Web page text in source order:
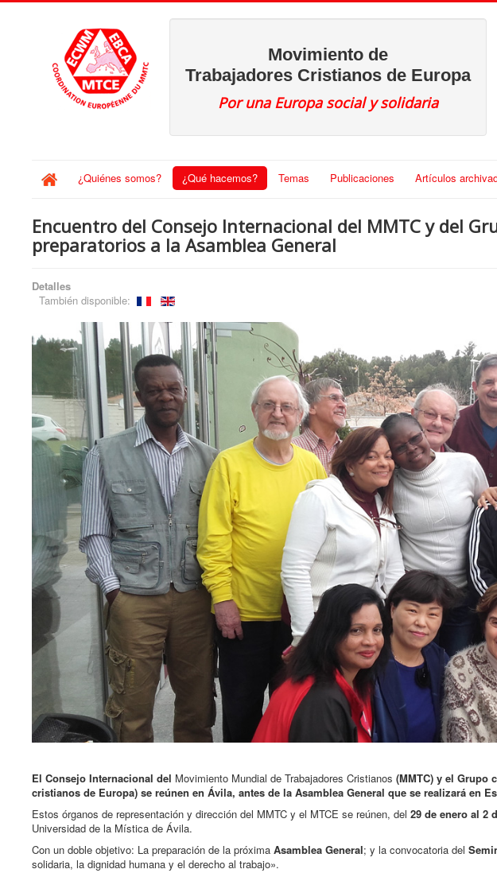
Movimiento de
Trabajadores Cristianos de Europa
Por una Europa social y solidaria
¿Quiénes somos? ¿Qué hacemos? Temas Publicaciones Artículos
Encuentro del Consejo Internacional del MMTC y del
preparatorios a la Asamblea General
Detalles
También disponible:
El Consejo Internacional del Movimiento Mundial de Trabajadores Cristianos (MMTC) y el Grupo
cristianos de Europa) se reúnen en Ávila, antes de la Asamblea General que se realizará en
Estos órganos de representación y dirección del MMTC y el MTCE se reúnen, del 29 de enero al 2
Universidad de la Mística de Ávila.
Con un doble objetivo: La preparación de la próxima Asamblea General; y la convocatoria del
solidaria, la dignidad humana y el derecho al trabajo».